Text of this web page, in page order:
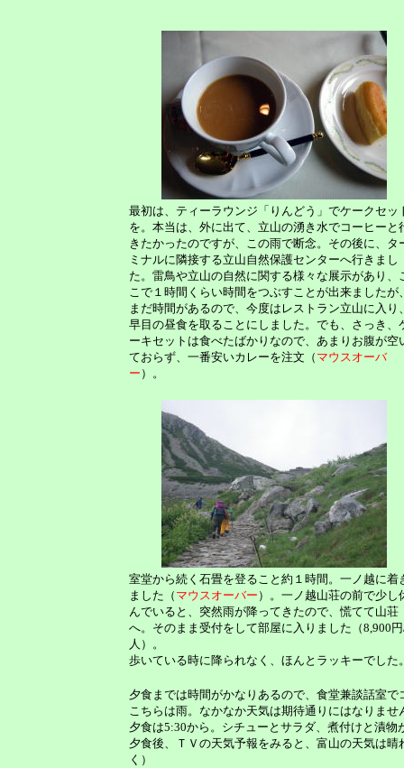
最初は、ティーラウンジ「りんどう」でケークセッ
を。本当は、外に出て、立山の湧き水でコーヒーと
きたかったのですが、この雨で断念。その後に、タ
ミナルに隣接する立山自然保護センターへ行きまし
た。雷鳥や立山の自然に関する様々な展示があり、
こで１時間くらい時間をつぶすことが出来ましたが
まだ時間があるので、今度はレストラン立山に入り
早目の昼食を取ることにしました。でも、さっき、
ーキセットは食べたばかりなので、あまりお腹が空
ておらず、一番安いカレーを注文（ マウスオーバ
ー ）。
室堂から続く石畳を登ること約１時間。一ノ越に着
ました（ マウスオーバー ）。一ノ越山荘の前で少し
んでいると、突然雨が降ってきたので、慌てて山荘
へ。そのまま受付をして部屋に入りました（8,900
人）。
歩いている時に降られなく、ほんとラッキーでした
夕食までは時間がかなりあるので、食堂兼談話室
こちらは雨。なかなか天気は期待通りにはなりませ
夕食は5:30から。シチューとサラダ、煮付けと漬
夕食後、ＴＶの天気予報をみると、富山の天気は
く）